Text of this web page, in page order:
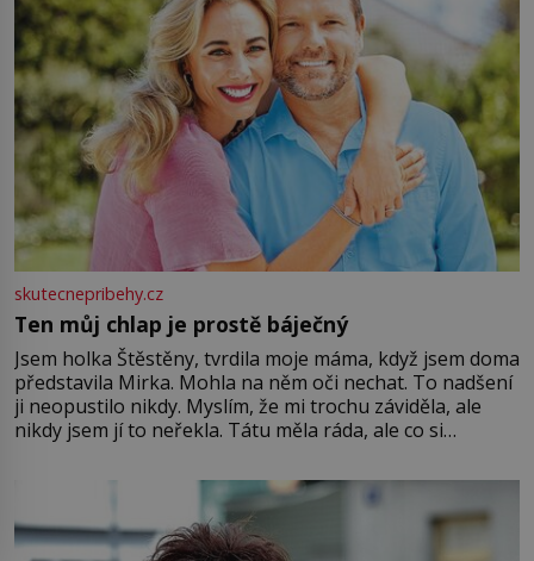
skutecnepribehy.cz
Ten můj chlap je prostě báječný
Jsem holka Štěstěny, tvrdila moje máma, když jsem doma
představila Mirka. Mohla na něm oči nechat. To nadšení
ji neopustilo nikdy. Myslím, že mi trochu záviděla, ale
nikdy jsem jí to neřekla. Tátu měla ráda, ale co si
Jsme spolu moc rádi Tehdy byla jiná doba, když